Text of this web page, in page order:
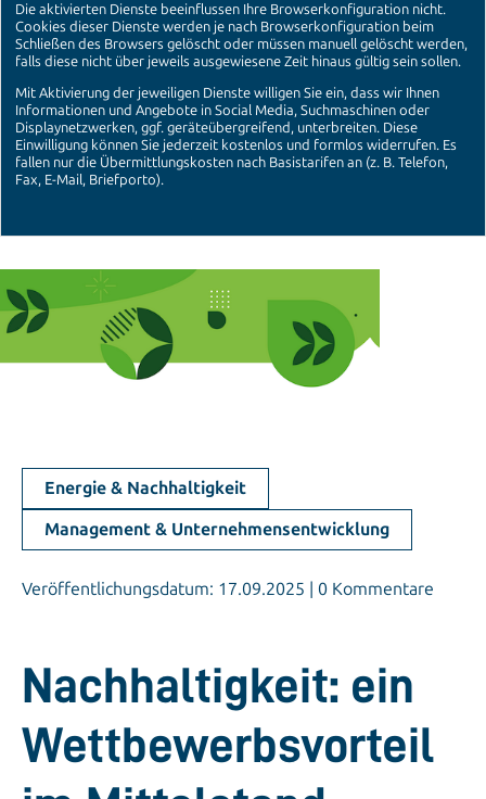
Energie & Nachhaltigkeit
Management & Unternehmensentwicklung
Veröffentlichungsdatum: 17.09.2025 | 0 Kommentare
Nachhaltigkeit: ein
Wettbewerbs­vorteil